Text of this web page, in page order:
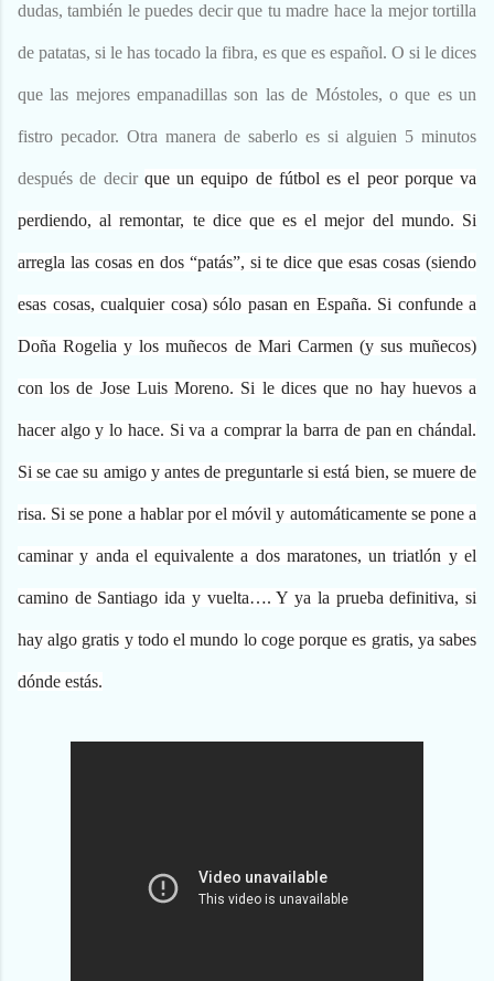
dudas, también le puedes decir que tu madre hace la mejor tortilla
de patatas, si le has tocado la fibra, es que es español. O si le dices
que las mejores empanadillas son las de Móstoles, o que es un
fistro pecador. Otra manera de saberlo es si alguien 5 minutos
después de decir que un equipo de fútbol es el peor porque va
perdiendo, al remontar, te dice que es el mejor del mundo. Si
arregla las cosas en dos “patás”, si te dice que esas cosas (siendo
esas cosas, cualquier cosa) sólo pasan en España. Si confunde a
Doña Rogelia y los muñecos de Mari Carmen (y sus muñecos)
con los de Jose Luis Moreno. Si le dices que no hay huevos a
hacer algo y lo hace. Si va a comprar la barra de pan en chándal.
Si se cae su amigo y antes de preguntarle si está bien, se muere de
risa. Si se pone a hablar por el móvil y automáticamente se pone a
caminar y anda el equivalente a dos maratones, un triatlón y el
camino de Santiago ida y vuelta…. Y ya la prueba definitiva, si
hay algo gratis y todo el mundo lo coge porque es gratis, ya sabes
dónde estás.